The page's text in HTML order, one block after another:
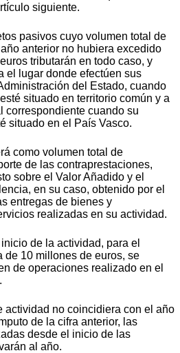
siguiente.
pasivos cuyo volumen total de
anterior no hubiera excedido
tributarán en todo caso, y
el lugar donde efectúen sus
del Estado, cuando
situado en territorio común y a
correspondiente cuando su
situado en el País Vasco.
como volumen total de
de las contraprestaciones,
sobre el Valor Añadido y el
en su caso, obtenido por el
entregas de bienes y
realizadas en su actividad.
de la actividad, para el
de 10 millones de euros, se
de operaciones realizado en el
actividad no coincidiera con el año
de la cifra anterior, las
desde el inicio de las
al año.